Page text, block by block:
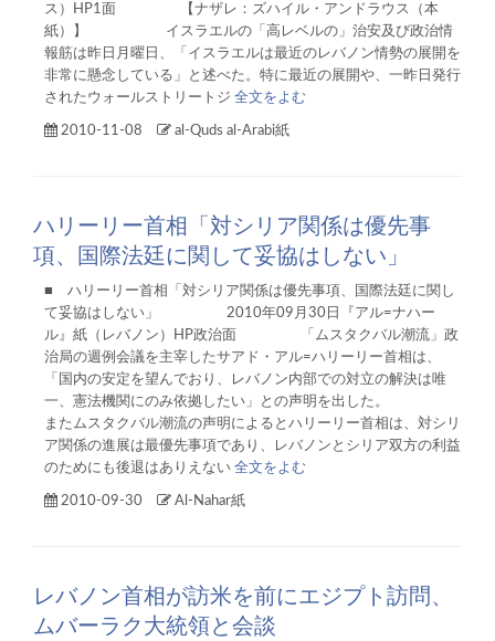
ス）HP1面 【ナザレ：ズハイル・アンドラウス（本
紙）】 イスラエルの「高レベルの」治安及び政治情
報筋は昨日月曜日、「イスラエルは最近のレバノン情勢の展開を
非常に懸念している」と述べた。特に最近の展開や、一昨日発行
されたウォールストリートジ 全文をよむ
2010-11-08 al-Quds al-Arabi紙
ハリーリー首相「対シリア関係は優先事
項、国際法廷に関して妥協はしない」
■ ハリーリー首相「対シリア関係は優先事項、国際法廷に関し
て妥協はしない」 2010年09月30日『アル=ナハー
ル』紙（レバノン）HP政治面 「ムスタクバル潮流」政
治局の週例会議を主宰したサアド・アル=ハリーリー首相は、
「国内の安定を望んでおり、レバノン内部での対立の解決は唯
一、憲法機関にのみ依拠したい」との声明を出した。
またムスタクバル潮流の声明によるとハリーリー首相は、対シリ
ア関係の進展は最優先事項であり、レバノンとシリア双方の利益
のためにも後退はありえない 全文をよむ
2010-09-30 Al-Nahar紙
レバノン首相が訪米を前にエジプト訪問、
ムバーラク大統領と会談